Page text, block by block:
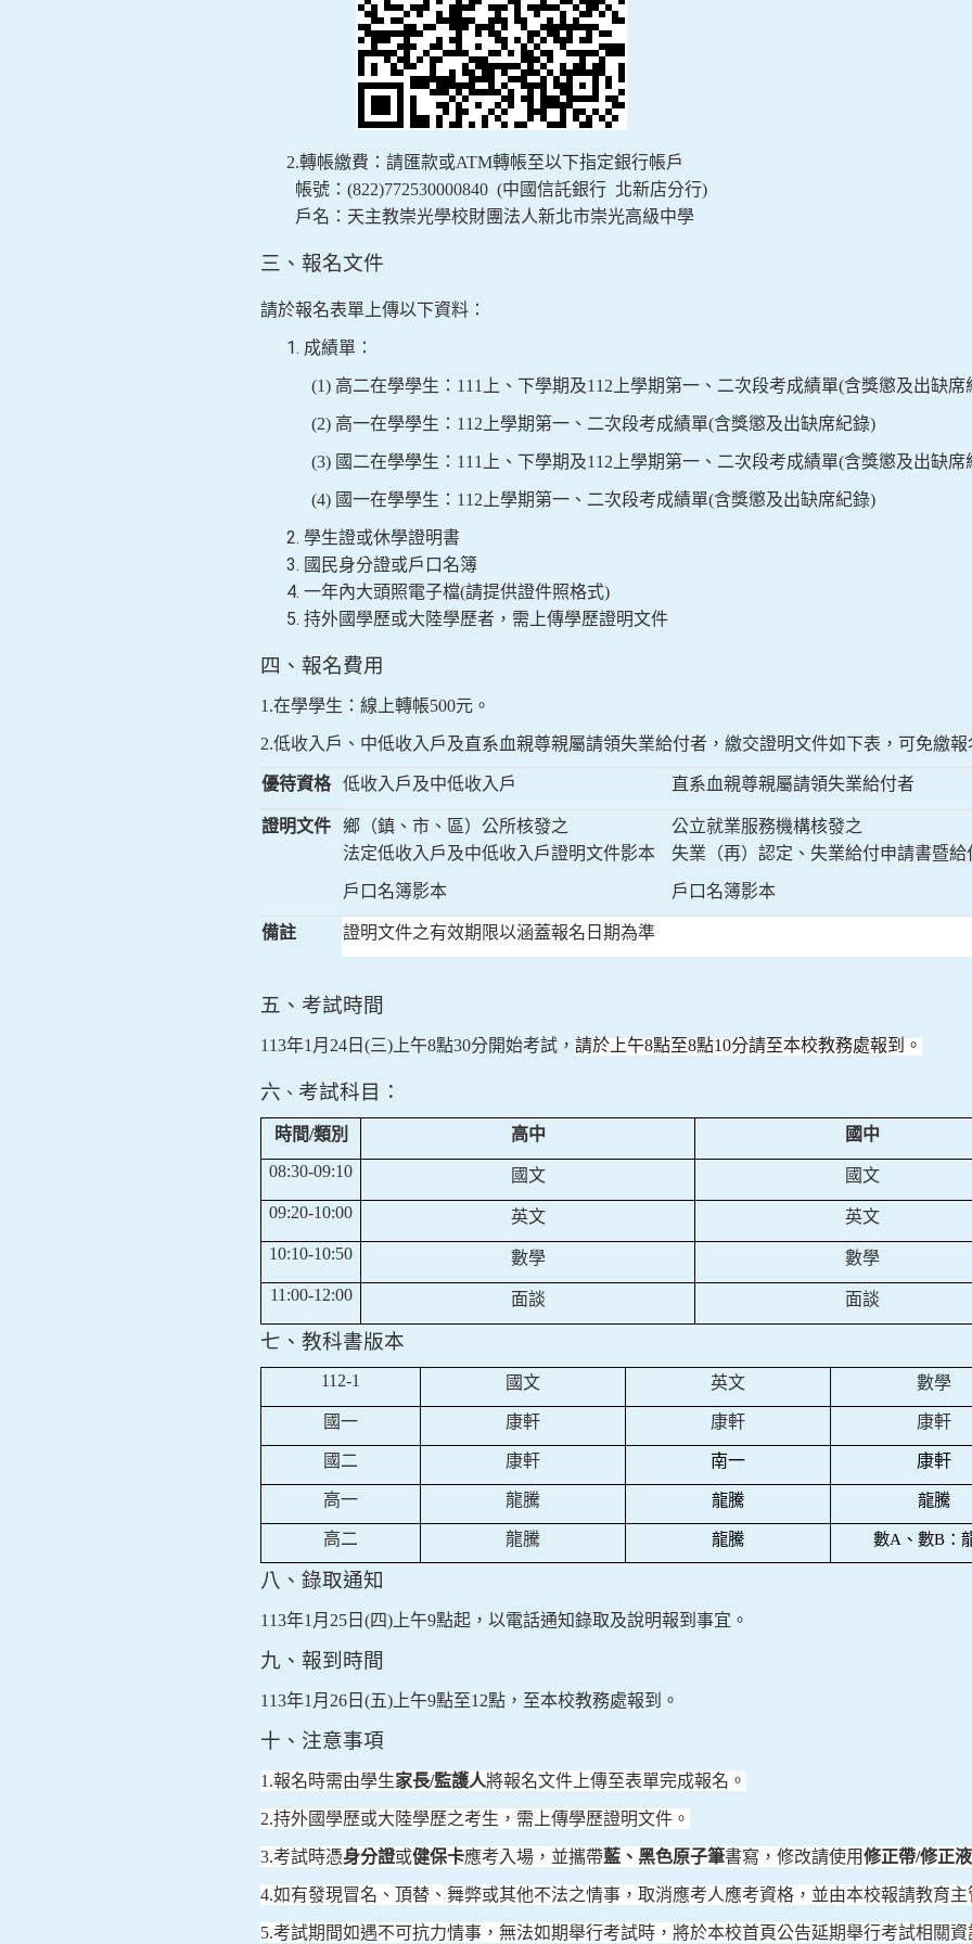
2.轉帳繳費：請匯款或ATM轉帳至以下指定銀行帳戶
帳號： (822)772530000840 (中國信託銀行 北新店分行)
戶名：天主教崇光學校財團法人新北市崇光高級中學
三、報名文件
請於報名表單上傳以下資料：
成績單：
(1) 高二在學學生： 111 上、下學期及112 上學期第一、二次段考成績單(含獎懲及出缺席
(2) 高一在學學生： 112 上學期第一、二次段考成績單(含獎懲及出缺席紀錄)
(3) 國二在學學生： 111 上、下學期及112 上學期第一、二次段考成績單(含獎懲及出缺席
(4) 國一在學學生： 112 上學期第一、二次段考成績單(含獎懲及出缺席紀錄)
學生證或休學證明書
國民身分證或戶口名簿
一年內大頭照電子檔(請提供證件照格式)
持外國學歷或大陸學歷者，需上傳學歷證明文件
四、報名費用
1.在學學生：線上轉帳500元。
2.低收入戶、中低收入戶及直系血親尊親屬請領失業給付者，繳交證明文件如下表，可免繳報
優待資格 低收入戶及中低收入戶 直系血親尊親屬請領失業給付者
證明文件
鄉（鎮、市、區）公所核發之
法定低收入戶及中低收入戶證明文件影本
戶口名簿影本
公立就業服務機構核發之
失業（再）認定、失業給付申請書暨給
戶口名簿影本
備註 證明文件之有效期限以涵蓋報名日期為準
五、考試時間
113年1 月 24 日 (三) 上午8點30分開始考試， 請於上午8點至8點10分請至本校教務處報到。
六 、 考試科目：
時間/類別 高中
國中
08:30-09:10
國文
國文
09:20-10:00
英文
英文
10:10-10:50
數學
數學
11:00-12:00
面談 面談
七、教科書版本
112-1 國文 英文 數學
國一 康軒 康軒 康軒
國二 康軒 南一 康軒
高一 龍騰 龍騰 龍騰
高二 龍騰 龍騰 數A、數B：
八、錄取通知
113年1 月 25 日 (四) 上午9點起，以電話通知錄取及說明報到事宜。
九、報到時間
113年1 月 26 日 (五) 上午9點至12點，至本校教務處報到。
十、注意事項
1.報名時需由學生家長/監護人將報名文件上傳至表單完成報名。
2.持外國學歷或大陸學歷之考生，需上傳學歷證明文件。
3.考試時憑身分證或健保卡應考入場， 並攜帶藍、黑色原子筆書寫，修改請使用修正帶/修正液
4.如有發現冒名、頂替、舞弊或其他不法之情事，取消應考人應考資格，並由本校報請教育主
5.考試期間如遇不可抗力情事，無法如期舉行考試時，將於本校首頁公告延期舉行考試相關資